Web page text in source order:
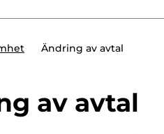
Ändring av avtal
av avtal